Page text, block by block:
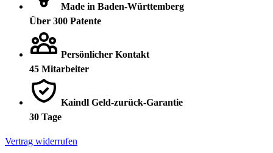
Made in Baden-Württemberg
Über 300 Patente
Persönlicher Kontakt
45 Mitarbeiter
Kaindl Geld-zurück-Garantie
30 Tage
Vertrag widerrufen